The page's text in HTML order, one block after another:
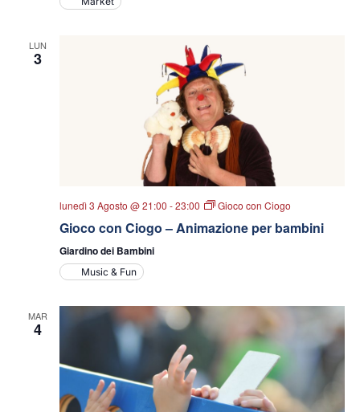
LUN
3
lunedì 3 Agosto @ 21:00 -23:00 Gioco con Ciogo
Gioco con Ciogo – Animazione per bambini
Giardino dei Bambini
Music & Fun
MAR
4